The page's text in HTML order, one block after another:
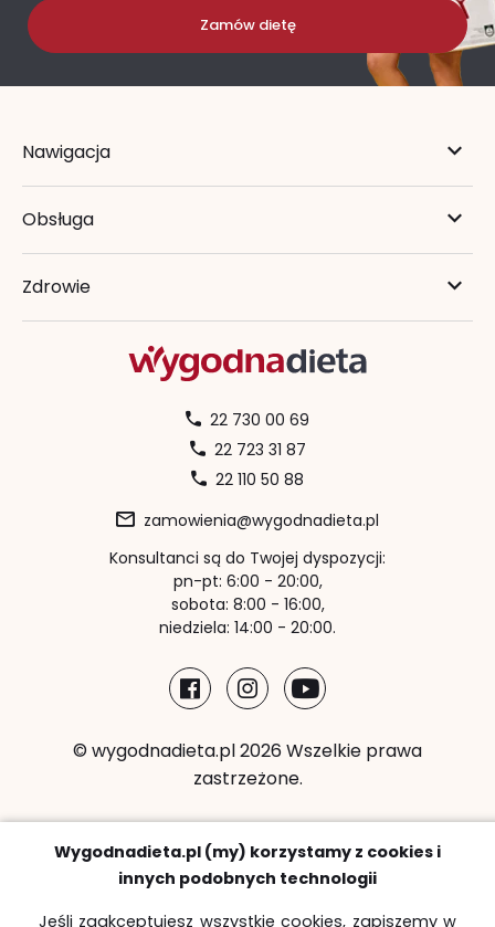
Zamów dietę
Nawigacja
Obsługa
Zdrowie
22 730 00 69
22 723 31 87
22 110 50 88
zamowienia@wygodnadieta.pl
Konsultanci są do Twojej dyspozycji:
pn-pt: 6:00 - 20:00,
sobota: 8:00 - 16:00,
niedziela: 14:00 - 20:00.
© wygodnadieta.pl 2026 Wszelkie prawa
zastrzeżone.
Metody płatności:
Wygodnadieta.pl (my) korzystamy z cookies i
innych podobnych technologii
Jeśli zaakceptujesz wszystkie cookies, zapiszemy w